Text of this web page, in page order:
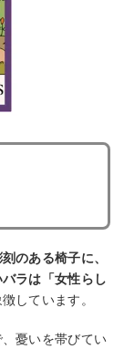
のある椅子に、
ラは「女性らし
しています。
憂いを帯びてい